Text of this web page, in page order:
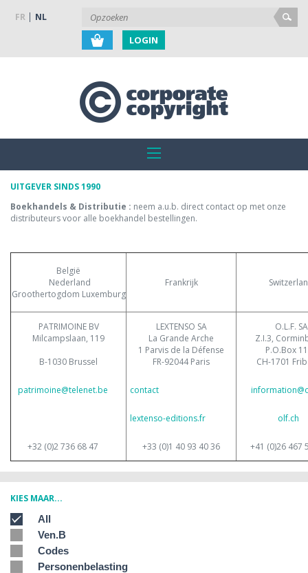
FR NL
LOGIN
UITGEVER SINDS 1990
Boekhandels & Distributie : neem a.u.b. direct contact op met onze
distributeurs voor alle boekhandel bestellingen.
België
Nederland
Groothertogdom Luxemburg
Frankrijk
PATRIMOINE BV
Milcampslaan, 119
B-1030 Brussel
patrimoine@telenet.be
+32 (0)2 736 68 47
LEXTENSO SA
La Grande Arche
1 Parvis de la Défense
FR-92044 Paris
contact
lextenso-editions.fr
+33 (0)1 40 93 40 36
O.L.F. SA
Z.I.3,
P.O.Box
CH-1701
olf.ch
+41 (0)26 467
KIES MAAR...
All
Ven.B
Codes
Personenbelasting